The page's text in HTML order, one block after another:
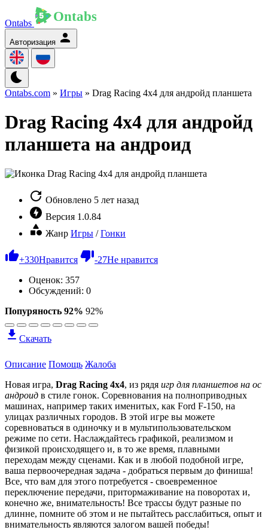
Ontabs
Авторизация
Ontabs.com » Игры » Drag Racing 4x4 для андройд планшета
Drag Racing 4x4 для андройд
планшета на андроид
Обновлено 5 лет назад
Версия 1.0.84
Жанр Игры /Гонки
+330Нравится -27Не нравится
Оценок: 357
Обсуждений: 0
Попуряность 92% 92%
Скачать
Описание Помощь Жалоба
Новая игра, Drag Racing 4x4, из рядя игр для планшетов на ос
андроид в стиле гонок. Соревнования на полноприводных
машинах, например таких именитых, как Ford F-150, на
улицах различных городов. В этой игре вы можете
соревноваться в одиночку и в мультипользовательском
режиме по сети. Наслаждайтесь графикой, реализмом и
физикой происходящего и, в то же время, плавными
переходам между сценами. Как и в любой подобной игре,
ваша первоочередная задача - добраться первым до финиша!
Все, что вам для этого потребуется - своевременное
переключение передачи, притормаживание на поворотах и,
конечно же, внимательность! Все трассы будут разные по
длинне, помните об этом и не пытайтесь расслабиться, опыт и
внимательность являются залогом вашей победы!